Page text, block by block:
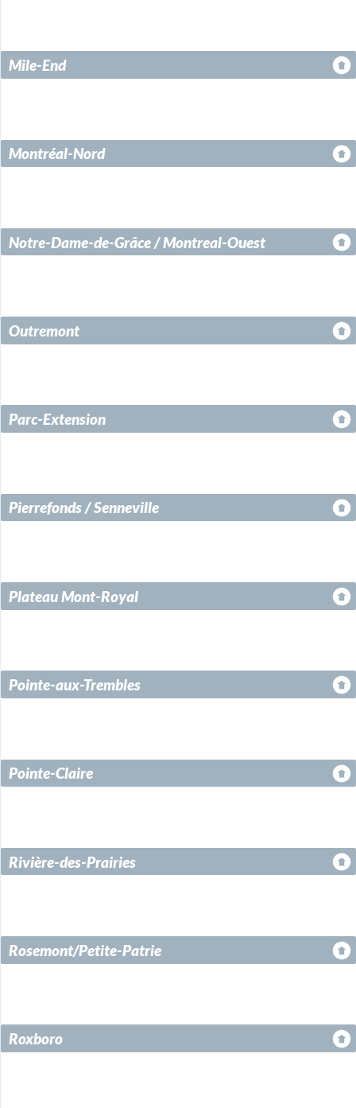
Mile-End
Montréal-Nord
Notre-Dame-de-Grâce / Montreal-Ouest
Outremont
Parc-Extension
Pierrefonds / Senneville
Plateau Mont-Royal
Pointe-aux-Trembles
Pointe-Claire
Rivière-des-Prairies
Rosemont/Petite-Patrie
Roxboro